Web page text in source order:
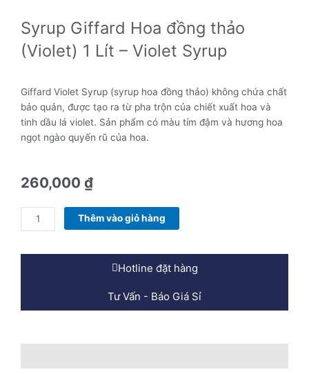
Syrup Giffard Hoa đồng thảo
(Violet) 1 Lít – Violet Syrup
Giffard Violet Syrup (syrup hoa đồng thảo) không chứa chất
bảo quản, được tạo ra từ pha trộn của chiết xuất hoa và
tinh dầu lá violet. Sản phẩm có màu tím đậm và hương hoa
ngọt ngào quyến rũ của hoa.
260,000 ₫
Syrup
Giffard
Thêm vào giỏ hàng
Hotline đặt hàng
Tư Vấn - Báo Giá Sỉ